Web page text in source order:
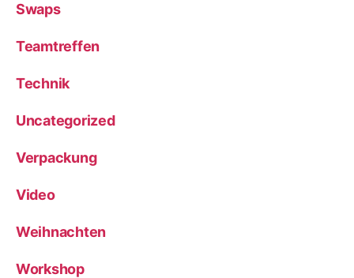
Swaps
Teamtreffen
Technik
Uncategorized
Verpackung
Video
Weihnachten
Workshop